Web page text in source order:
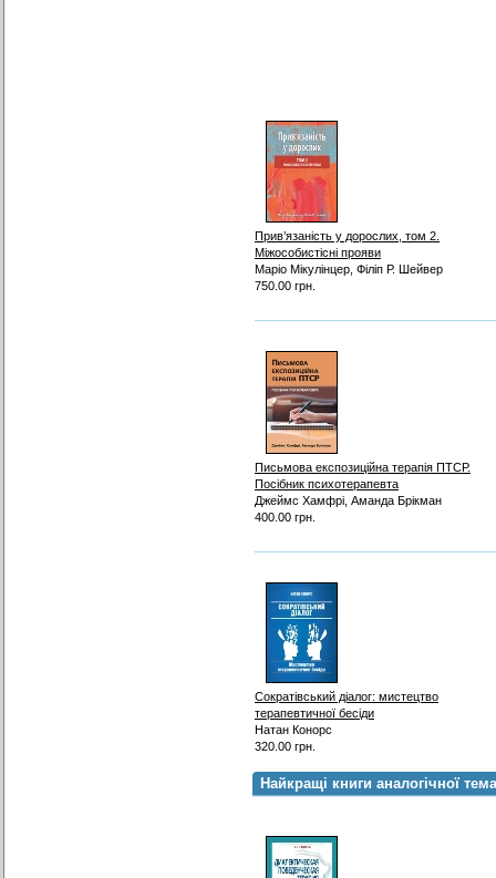
Прив’язаність у дорослих, том 2.
Міжособистісні прояви
Маріо Мікулінцер, Філіп Р. Шейвер
750.00 грн.
Письмова експозиційна терапія ПТСР.
Посібник психотерапевта
Джеймс Хамфрі, Аманда Брікман
400.00 грн.
Сократівський діалог: мистецтво
терапевтичної бесіди
Натан Конорс
320.00 грн.
Найкращі книги аналогічної